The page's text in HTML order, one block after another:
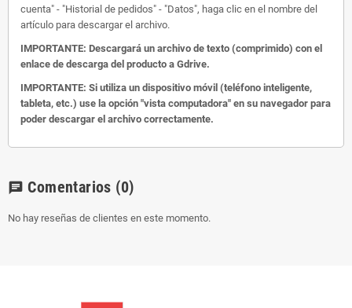
cuenta" - "Historial de pedidos" - "Datos", haga clic en el nombre del
artículo para descargar el archivo.
IMPORTANTE: Descargará un archivo de texto (comprimido) con el
enlace de descarga del producto a Gdrive.
IMPORTANTE: Si utiliza un dispositivo móvil (teléfono inteligente,
tableta, etc.) use la opción "vista computadora" en su navegador para
poder descargar el archivo correctamente.
chat Comentarios (0)
No hay reseñas de clientes en este momento.